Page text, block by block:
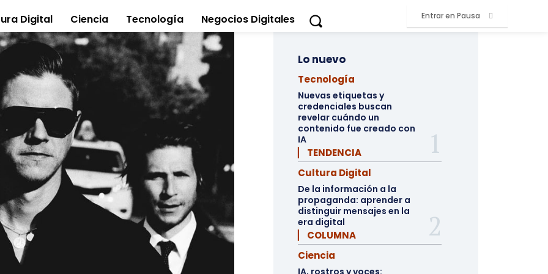
Digital Ciencia Tecnología Negocios Digitales Entrar en Pausa
Lo nuevo
Tecnología
Nuevas etiquetas y
credenciales buscan
revelar cuándo un
contenido fue creado con
IA
▏ TENDENCIA
Cultura Digital
De la información a la
propaganda: aprender a
distinguir mensajes en la
era digital
▏ COLUMNA
Ciencia
IA, rostros y voces: